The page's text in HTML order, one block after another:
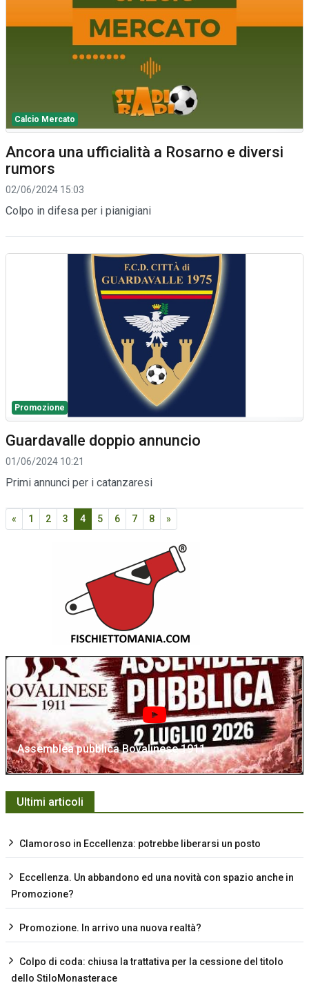
Calcio Mercato
Ancora una ufficialità a Rosarno e diversi
rumors
02/06/2024 15:03
Colpo in difesa per i pianigiani
Promozione
Guardavalle doppio annuncio
01/06/2024 10:21
Primi annunci per i catanzaresi
« 1 2 3 4 5 6 7 8 »
Assemblea pubblica Bovalinese 1911
Ultimi articoli
Clamoroso in Eccellenza: potrebbe liberarsi un posto
Eccellenza. Un abbandono ed una novità con spazio anche in
Promozione?
Promozione. In arrivo una nuova realtà?
Colpo di coda: chiusa la trattativa per la cessione del titolo
dello StiloMonasterace